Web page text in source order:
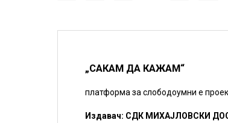
„САКАМ ДА КАЖАМ“
платформа за слободоумни е
Издавач: СДК МИХАЈЛОВСКИ